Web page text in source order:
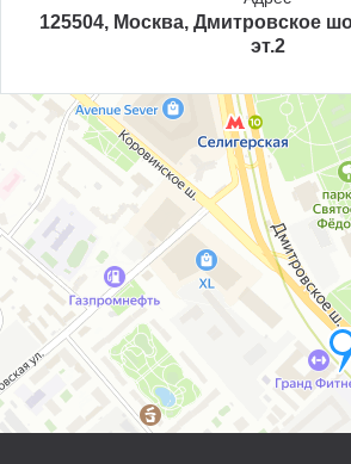
125504, Москва, Дмитровское
эт.2